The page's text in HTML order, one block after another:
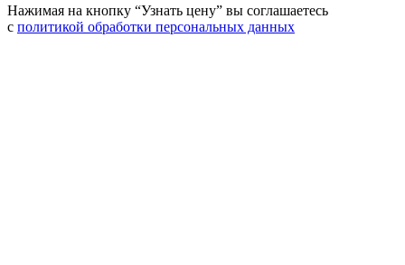
Нажимая на кнопку “Узнать цену” вы соглашаетесь
с политикой обработки персональных данных